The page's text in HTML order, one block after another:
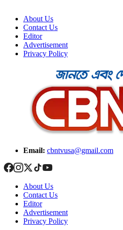
About Us
Contact Us
Editor
Advertisement
Privacy Policy
Email: cbntvusa@gmail.com
About Us
Contact Us
Editor
Advertisement
Privacy Policy